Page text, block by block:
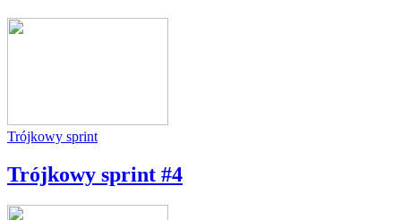
Trójkowy sprint
Trójkowy sprint #4